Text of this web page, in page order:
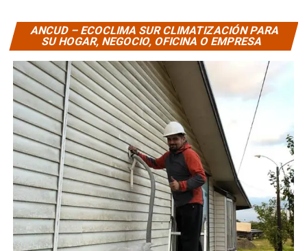
ANCUD – ECOCLIMA SUR CLIMATIZACIÓN PARA
SU HOGAR, NEGOCIO, OFICINA O EMPRESA